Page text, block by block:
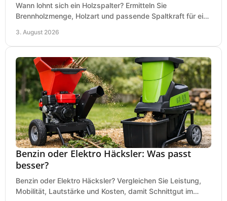
Wann lohnt sich ein Holzspalter? Ermitteln Sie
Brennholzmenge, Holzart und passende Spaltkraft für eine
3. August 2026
Benzin oder Elektro Häcksler: Was passt
besser?
Benzin oder Elektro Häcksler? Vergleichen Sie Leistung,
Mobilität, Lautstärke und Kosten, damit Schnittgut im